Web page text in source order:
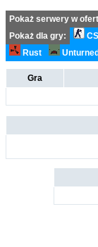
Pokaż serwery w
Pokaż dla gry:
Rust
Gra